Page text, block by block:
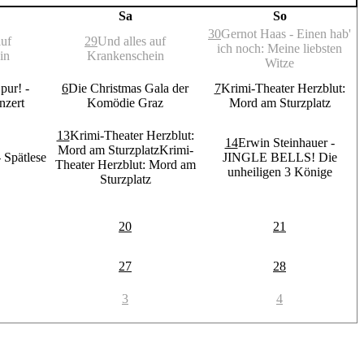
Sa
So
29Und alles auf
Krankenschein
30Gernot Haas - Einen hab'
ich noch: Meine liebsten
Witze
-
6Die Christmas Gala der
Komödie Graz
7Krimi-Theater Herzblut:
Mord am Sturzplatz
13Krimi-Theater Herzblut:
Mord am SturzplatzKrimi-
Theater Herzblut: Mord am
Sturzplatz
14Erwin Steinhauer -
JINGLE BELLS! Die
unheiligen 3 Könige
20 21
27 28
3 4